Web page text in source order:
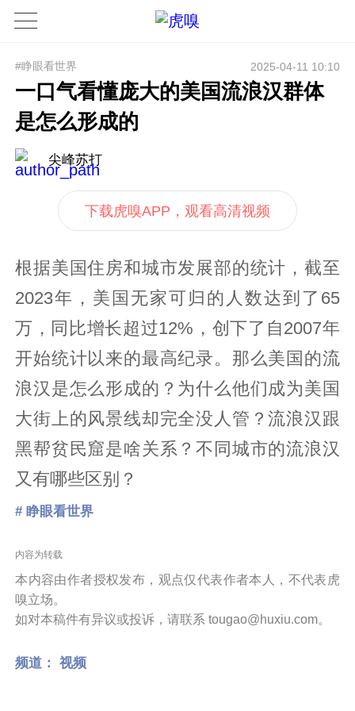
#睁眼看世界 2025-04-11 10:10
一口气看懂庞大的美国流浪汉群体
是怎么形成的
尖峰苏打
下载虎嗅APP，观看高清视频
根据美国住房和城市发展部的统计，截至
2023年，美国无家可归的人数达到了65
万，同比增长超过12%，创下了自2007年
开始统计以来的最高纪录。那么美国的流
浪汉是怎么形成的？为什么他们成为美国
大街上的风景线却完全没人管？流浪汉跟
黑帮贫民窟是啥关系？不同城市的流浪汉
又有哪些区别？
# 睁眼看世界
内容为转载
本内容由作者授权发布，观点仅代表作者本人，不代表虎
嗅立场。
如对本稿件有异议或投诉，请联系 tougao@huxiu.com。
频道： 视频